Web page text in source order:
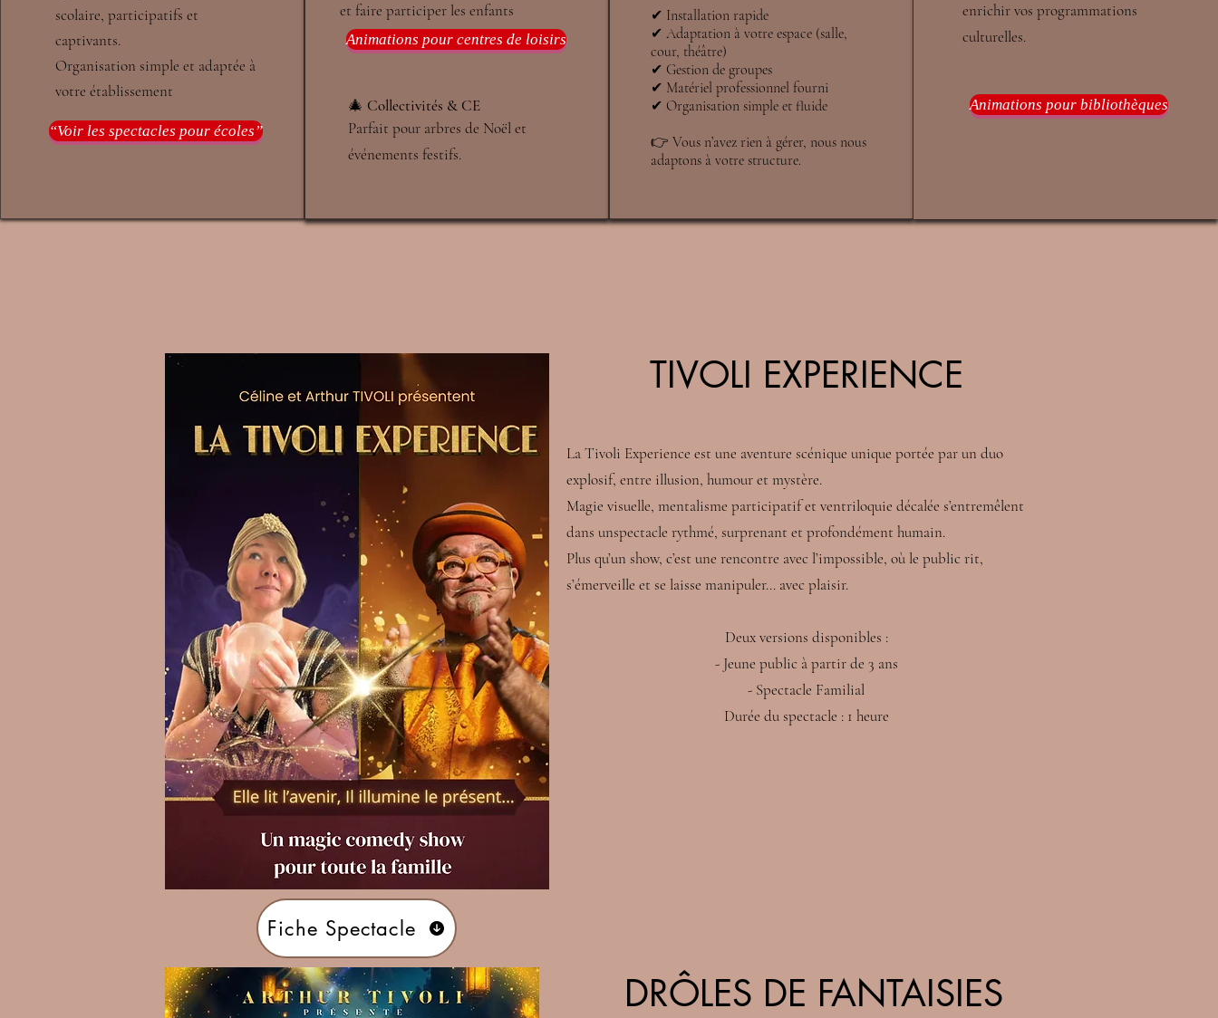
scolaire, participatifs et
captivants.
​Organisation simple et adaptée à
votre établissement
“Voir les spectacles pour écoles”
et faire participer les enfants
Animations pour centres de loisirs
🎄 Collectivités & CE
Parfait pour arbres de Noël et
événements festifs.
✔ Installation rapide
✔ Adaptation à votre espace (salle,
cour, théâtre)
✔ Gestion de groupes
✔ Matériel professionnel fourni
✔ Organisation simple et fluide
👉 Vous n’avez rien à gérer, nous nous
adaptons à votre structure.
enrichir vos programmations
culturelles.
Animations pour bibliothèques
TIVOLI EXPERIENCE
La Tivoli Experience est une aventure scénique unique portée par un duo
explosif, entre illusion, humour et mystère.
Magie visuelle, mentalisme participatif et ventriloquie décalée s’entremêlent
dans unspectacle rythmé, surprenant et profondément humain.
Plus qu’un show, c’est une rencontre avec l’impossible, où le public rit,
s’émerveille et se laisse manipuler… avec plaisir.
Deux versions disponibles :
- Jeune public à partir de 3 ans
- Spectacle Familial
Durée du spectacle : 1 heure
Fiche Spectacle
DRÔLES DE FANTAISIES